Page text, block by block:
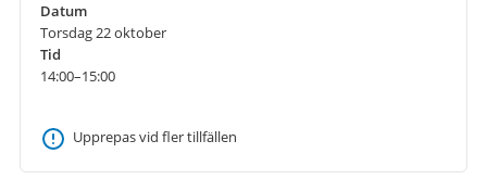
Datum
Torsdag 22 oktober
Tid
14:00–15:00
Upprepas vid fler tillfällen